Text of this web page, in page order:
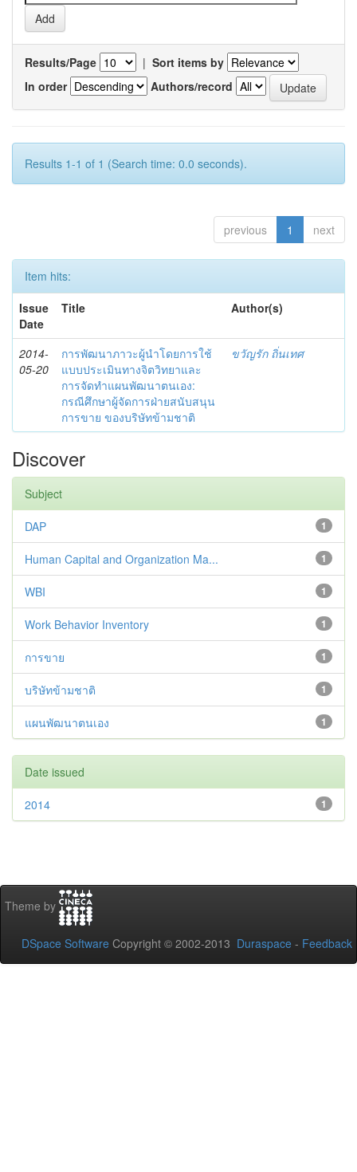
Results/Page | Sort items by
In order
Authors/record
Results 1-1 of 1 (Search time: 0.0 seconds).
previous 1 next
Item hits:
Issue
Date
Title Author(s)
2014-
05-20
การพัฒนาภาวะผู้นำโดยการใช้
แบบประเมินทางจิตวิทยาและ
การจัดทำแผนพัฒนาตนเอง:
กรณีศึกษาผู้จัดการฝ่ายสนับสนุน
การขาย ของบริษัทข้ามชาติ
ขวัญรัก ถิ่นเทศ
Discover
Subject
1
DAP
1
Human Capital and Organization Ma...
1
WBI
1
Work Behavior Inventory
1
การขาย
1
บริษัทข้ามชาติ
1
แผนพัฒนาตนเอง
Date issued
1
2014
Theme by
DSpace Software Copyright © 2002-2013 Duraspace - Feedback